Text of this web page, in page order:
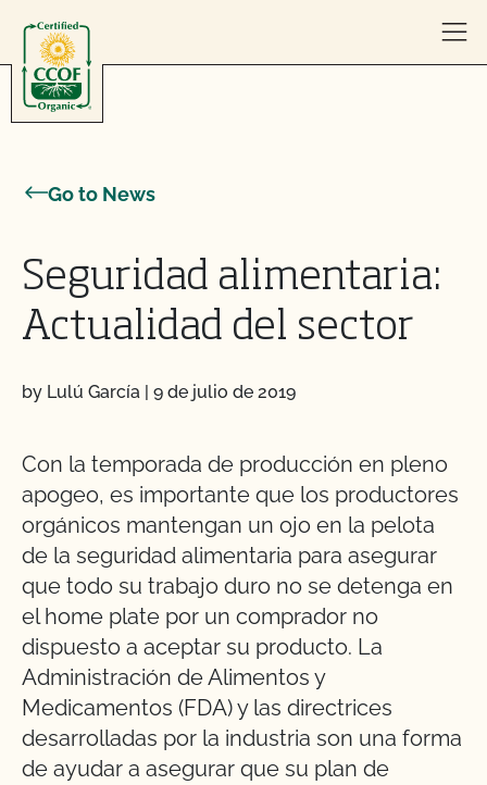
Go to News
Seguridad alimentaria:
Actualidad del sector
by Lulú García | 9 de julio de 2019
Con la temporada de producción en pleno
apogeo, es importante que los productores
orgánicos mantengan un ojo en la pelota
de la seguridad alimentaria para asegurar
que todo su trabajo duro no se detenga en
el home plate por un comprador no
dispuesto a aceptar su producto. La
Administración de Alimentos y
Medicamentos (FDA) y las directrices
desarrolladas por la industria son una forma
de ayudar a asegurar que su plan de